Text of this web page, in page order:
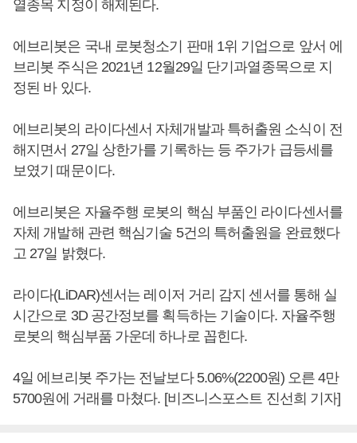
열종목 지정이 해제된다.
에브리봇은 국내 로봇청소기 판매 1위 기업으로 앞서 에
브리봇 주식은 2021년 12월29일 단기과열종목으로 지
정된 바 있다.
에브리봇의 라이다센서 자체개발과 특허출원 소식이 전
해지면서 27일 상한가를 기록하는 등 주가가 급등세를
보였기 때문이다.
에브리봇은 자율주행 로봇의 핵심 부품인 라이다센서를
자체 개발해 관련 핵심기술 5건의 특허출원을 완료했다
고 27일 밝혔다.
라이다(LiDAR)센서는 레이저 거리 감지 센서를 통해 실
시간으로 3D 공간정보를 획득하는 기술이다. 자율주행
로봇의 핵심부품 가운데 하나로 꼽힌다.
4일 에브리봇 주가는 전날보다 5.06%(2200원) 오른 4만
5700원에 거래를 마쳤다. [비즈니스포스트 진선희 기자]